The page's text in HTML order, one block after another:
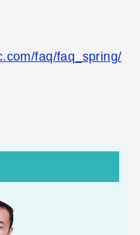
faq/faq_spring/